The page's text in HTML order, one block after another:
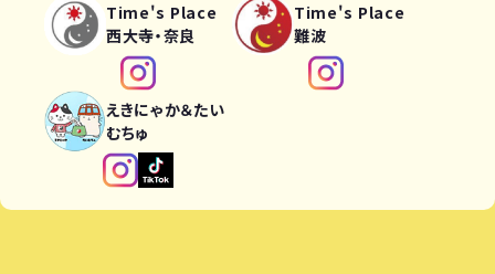
Time's Place
西大寺・奈良
Time's Place
難波
えきにゃか＆たい
むちゅ